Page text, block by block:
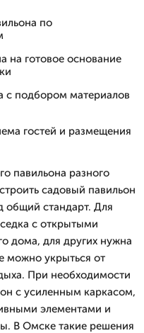
по
на готовое основание
с подбором материалов
гостей и размещения
павильона разного
садовый павильон
общий стандарт. Для
с открытыми
дома, для других нужна
можно укрыться от
При необходимости
с усиленным каркасом,
элементами и
В Омске такие решения